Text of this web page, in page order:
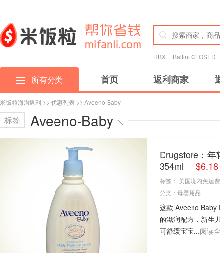
HBX Baltini CLOSED
所有分类 首页 返利商家
米饭粒海淘返利 >> 优惠列表 >> Aveeno-Baby
标签 Aveeno-Baby
Drugstore：年
354ml
标签： 美国境内免运费
分类： 母婴用品
这款 Aveeno Baby
的滋润配方，新生
可舒缓宝宝...阅读